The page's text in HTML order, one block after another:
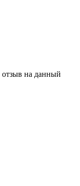
отзыв на данный